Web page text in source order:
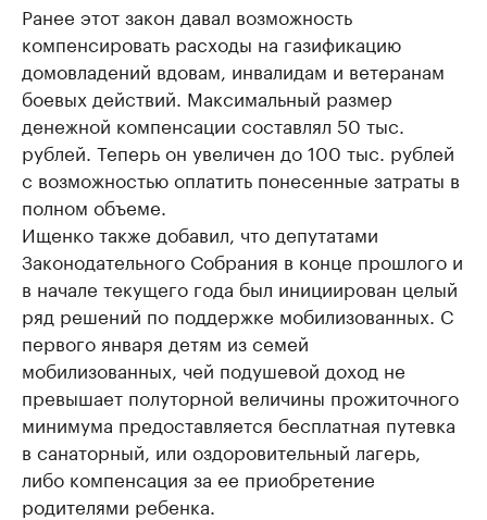
Ранее этот закон давал возможность
компенсировать расходы на газификацию
домовладений вдовам, инвалидам и ветеранам
боевых действий. Максимальный размер
денежной компенсации составлял 50 тыс.
рублей. Теперь он увеличен до 100 тыс. рублей
с возможностью оплатить понесенные затраты в
полном объеме.
Ищенко также добавил, что депутатами
Законодательного Собрания в конце прошлого и
в начале текущего года был инициирован целый
ряд решений по поддержке мобилизованных. С
первого января детям из семей
мобилизованных, чей подушевой доход не
превышает полуторной величины прожиточного
минимума предоставляется бесплатная путевка
в санаторный, или оздоровительный лагерь,
либо компенсация за ее приобретение
родителями ребенка.